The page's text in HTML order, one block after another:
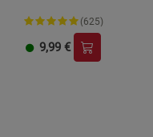
(625)
9,99 €